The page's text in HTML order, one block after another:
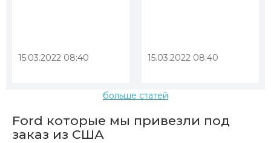
15.03.2022 08:40 15.03.2022 08:40
больше статей
Ford которые мы привезли под
заказ из США